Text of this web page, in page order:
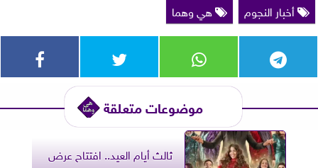
أخبار النجوم
هي وهما
موضوعات متعلقة
ثالث أيام العيد.. افتتاح عرض